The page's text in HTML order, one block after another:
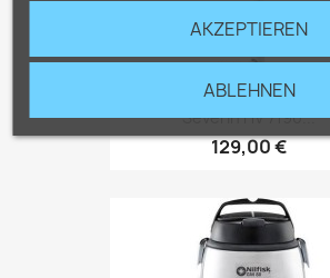
Severin HV 7190...
129,00 €
ABLEHNEN
AKZEPTIEREN